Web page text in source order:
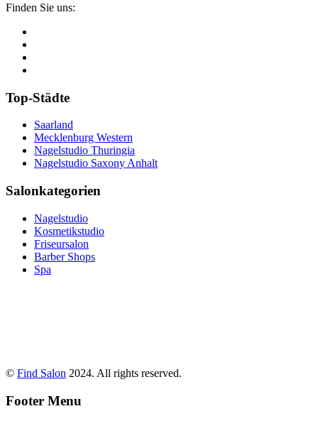
Finden Sie uns:
Top-Städte
Saarland
Mecklenburg Western
Nagelstudio Thuringia
Nagelstudio Saxony Anhalt
Salonkategorien
Nagelstudio
Kosmetikstudio
Friseursalon
Barber Shops
Spa
© Find Salon 2024. All rights reserved.
Footer Menu